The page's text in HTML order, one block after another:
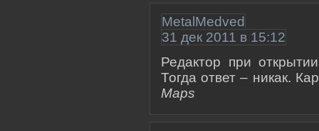
MetalMedved
31 дек 2011 в 15:12
Редактор при
Тогда ответ – никак.
Maps